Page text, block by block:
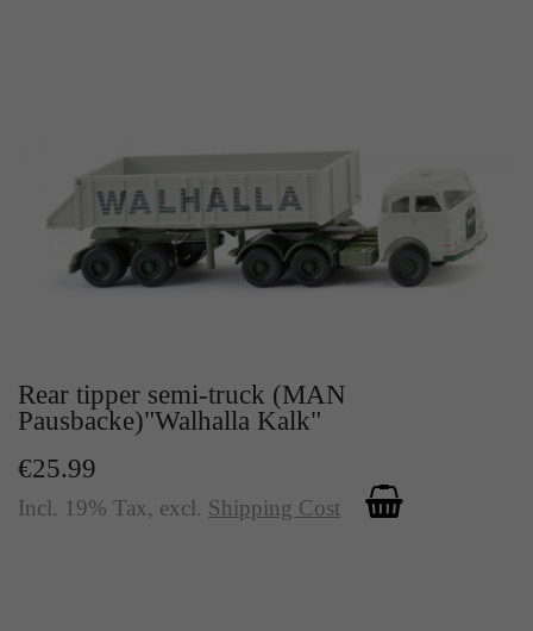
Rear tipper semi-truck (MAN
Pausbacke)"Walhalla Kalk"
€25.99
Incl. 19% Tax, excl. Shipping Cost